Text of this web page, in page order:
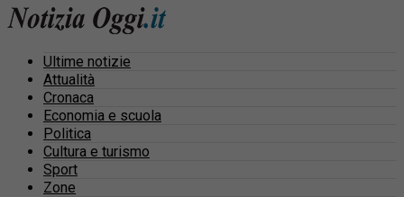
Ultime notizie
Attualità
Cronaca
Economia e scuola
Politica
Cultura e turismo
Sport
Zone